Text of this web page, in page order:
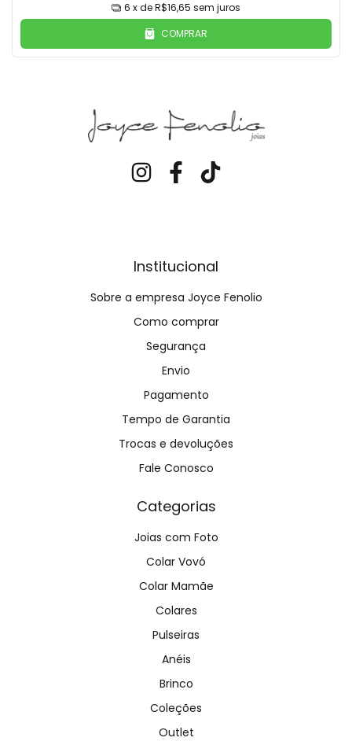
6 x deR$16,65 sem juros
COMPRAR
Institucional
Sobre a empresa Joyce Fenolio
Como comprar
Segurança
Envio
Pagamento
Tempo de Garantia
Trocas e devoluções
Fale Conosco
Categorias
Joias com Foto
Colar Vovó
Colar Mamãe
Colares
Pulseiras
Anéis
Brinco
Coleções
Outlet